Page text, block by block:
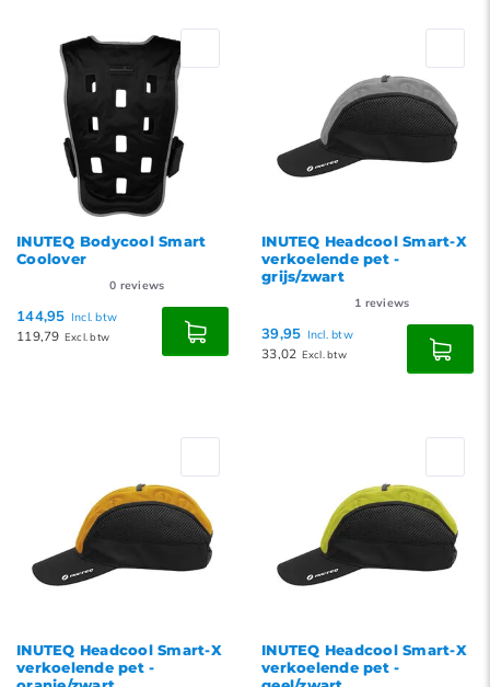
INUTEQ Bodycool Smart
Coolover
0 reviews
144,95 Incl. btw
119,79 Excl. btw
INUTEQ Headcool Smart-X
verkoelende pet -
grijs/zwart
1 reviews
39,95 Incl. btw
33,02 Excl. btw
INUTEQ Headcool Smart-X
verkoelende pet -
INUTEQ Headcool Smart-X
verkoelende pet -